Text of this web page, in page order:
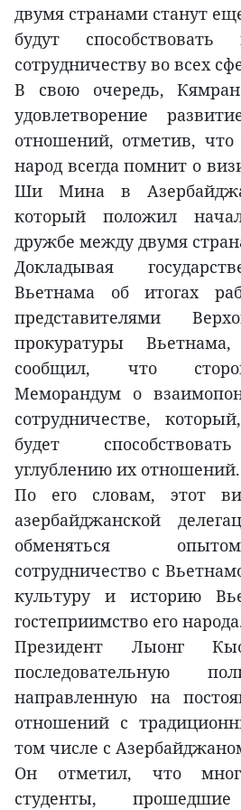
двумя странами станут
будут способствовать
сотрудничеству во всех
В свою очередь,
удовлетворение
отношений, отметив, что
народ всегда помнит о
Ши Мина в
который положил
дружбе между двумя
Докладывая
Вьетнама об итогах
представителями
прокуратуры
сообщил, что
Меморандум о
сотрудничестве,
будет
углублению их отношений.
По его словам, этот
азербайджанской
обменяться
сотрудничество с
культуру и историю
гостеприимство его
Президент Лыонг
последовательную
направленную на
отношений с
том числе с
Он отметил, что
студенты,